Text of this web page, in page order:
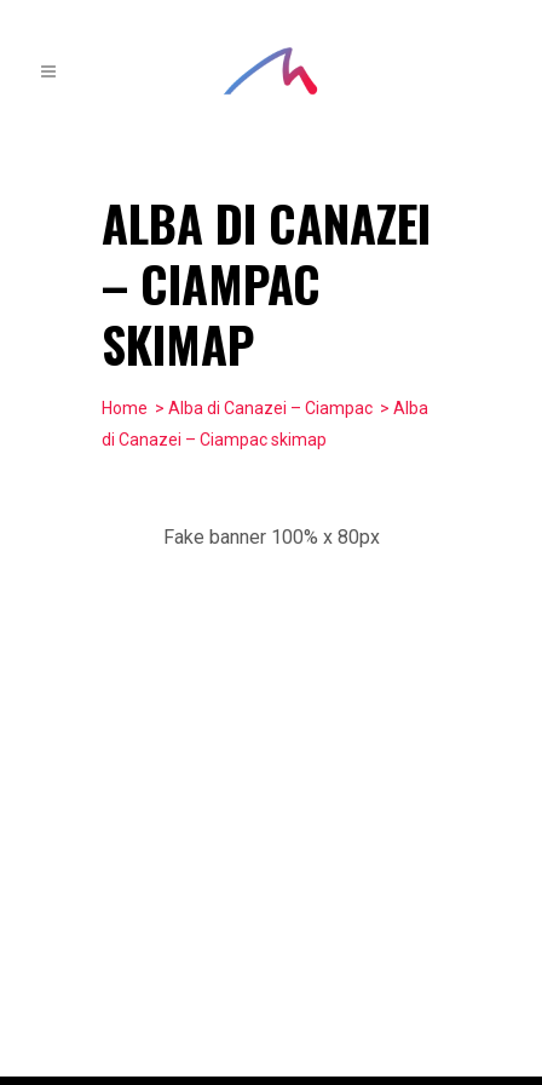
ALBA DI CANAZEI
– CIAMPAC
SKIMAP
Home > Alba di Canazei – Ciampac > Alba
di Canazei – Ciampac skimap
Fake banner 100% x 80px